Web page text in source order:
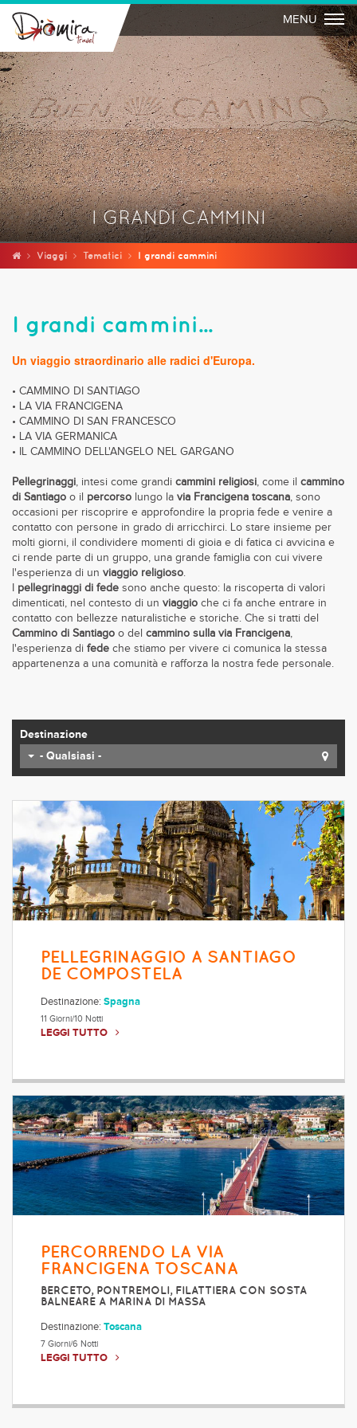
MENU
I GRANDI CAMMINI
Viaggi Tematici I grandi cammini
I grandi cammini...
Un viaggio straordinario alle radici d'Europa.
• CAMMINO DI SANTIAGO
• LA VIA FRANCIGENA
• CAMMINO DI SAN FRANCESCO
• LA VIA GERMANICA
• IL CAMMINO DELL'ANGELO NEL GARGANO
Pellegrinaggi, intesi come grandi cammini religiosi, come il cammino
di Santiago o il percorso lungo la via Francigena toscana, sono
occasioni per riscoprire e approfondire la propria fede e venire a
contatto con persone in grado di arricchirci. Lo stare insieme per
molti giorni, il condividere momenti di gioia e di fatica ci avvicina e
ci rende parte di un gruppo, una grande famiglia con cui vivere
l'esperienza di un viaggio religioso.
pellegrinaggi di fede sono anche questo: la riscoperta di valori
dimenticati, nel contesto di un viaggio che ci fa anche entrare in
contatto con bellezze naturalistiche e storiche. Che si tratti del
Cammino di Santiago o del cammino sulla via Francigena,
l'esperienza di fede che stiamo per vivere ci comunica la stessa
appartenenza a una comunità e rafforza la nostra fede personale.
Destinazione
- Qualsiasi -
PELLEGRINAGGIO A SANTIAGO
DE COMPOSTELA
Destinazione: Spagna
11 Giorni/10 Notti
LEGGI TUTTO
PERCORRENDO LA VIA
FRANCIGENA TOSCANA
BERCETO, PONTREMOLI, FILATTIERA CON SOSTA
BALNEARE A MARINA DI MASSA
Destinazione: Toscana
7 Giorni/6 Notti
LEGGI TUTTO